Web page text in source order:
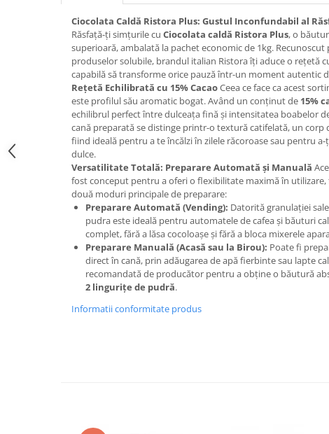
Piese schimb espressoare
Accesorii si intretinere
Tamper
Ciocolata Caldă Ristora Plus: Gustul Inconfundabil al
Răsfață-ți simțurile cu Ciocolata caldă Ristora Plus, o
superioară, ambalată la pachet economic de 1kg.
produselor solubile, brandul italian Ristora îți aduce o rețetă
capabilă să transforme orice pauză într-un moment autentic
Rețetă Echilibrată cu 15% CacaoCeea ce face ca acest
este profilul său aromatic bogat. Având un conținut de 15%
echilibrul perfect între dulceața fină și intensitatea boabelor
cană preparată se distinge printr-o textură catifelată, un corp
fiind ideală pentru a te încălzi în zilele răcoroase sau pentru
dulce.
Versatilitate Totală: Preparare Automată și Manuală
fost conceput pentru a oferi o flexibilitate maximă în
două moduri principale de preparare:
Preparare Automată (Vending): Datorită granulației
pudra este ideală pentru automatele de cafea și băuturi
complet, fără a lăsa cocoloașe și fără a bloca mixerele
Preparare Manuală (Acasă sau la Birou): Poate fi
direct în cană, prin adăugarea de apă fierbinte sau lapte
recomandată de producător pentru a obține o băutură
2 lingurițe de pudră.
Informatii conformitate produs